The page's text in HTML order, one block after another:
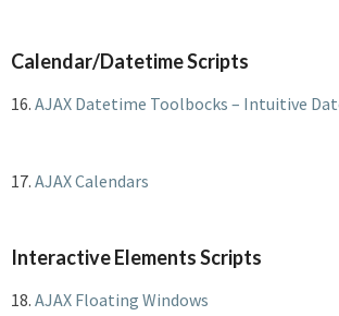
Calendar/Datetime Scripts
16. AJAX Datetime Toolbocks – Intuitive
17. AJAX Calendars
Interactive Elements Scripts
18. AJAX Floating Windows